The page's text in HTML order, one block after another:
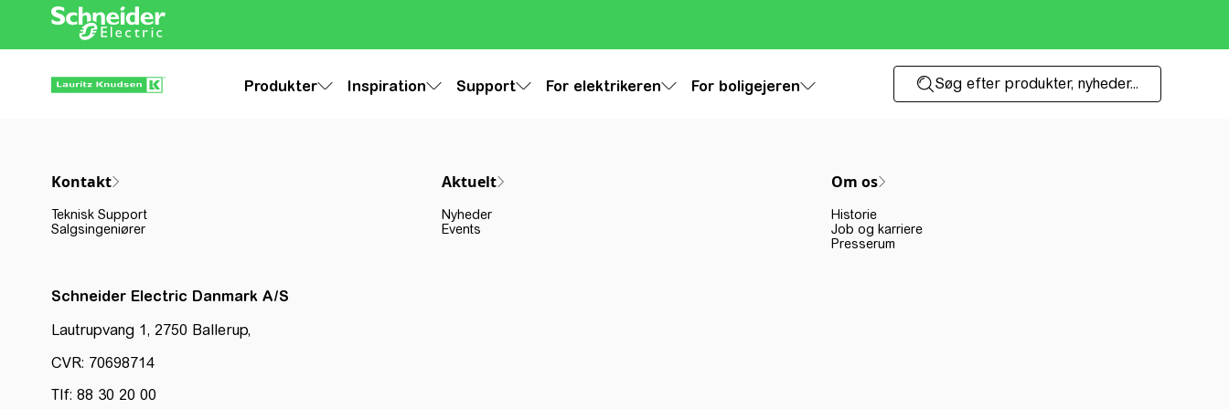
Produkter Inspiration Support For elektrikeren For boligejeren Søg efter produkter, nyheder...
Kontakt
Teknisk Support
Salgsingeniører
Aktuelt
Nyheder
Events
Om os
Historie
Job og karriere
Presserum
Schneider Electric Danmark A/S
Lautrupvang 1, 2750 Ballerup,
CVR: 70698714
Tlf: 88 30 20 00